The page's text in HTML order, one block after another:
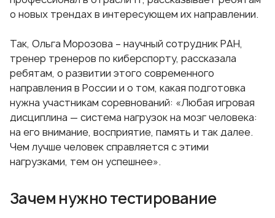
о новых трендах в интересующем их направлении.
Так, Ольга Морозова – научный сотрудник РАН,
тренер тренеров по киберспорту, рассказала
ребятам, о развитии этого современного
направления в России и о том, какая подготовка
нужна участникам соревнований: «Любая игровая
дисциплина — система нагрузок на мозг человека:
на его внимание, восприятие, память и так далее.
Чем лучше человек справляется с этими
нагрузками, тем он успешнее».
Зачем нужно тестирование